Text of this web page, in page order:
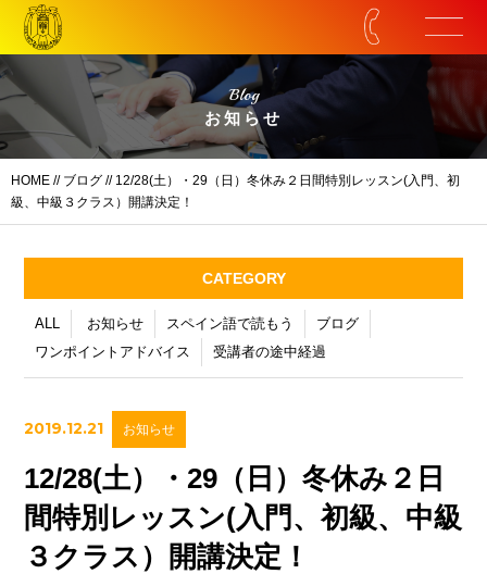
Blog
お知らせ
HOME // ブログ // 12/28(土）・29（日）冬休み２日間特別レッスン(入門、初
級、中級３クラス）開講決定！
CATEGORY
ALL お知らせ スペイン語で読もう
ブログ
ワンポイントアドバイス
受講者の途中経過
2019.12.21 お知らせ
12/28(土）・29（日）冬休み２日
間特別レッスン(入門、初級、中級
３クラス）開講決定！